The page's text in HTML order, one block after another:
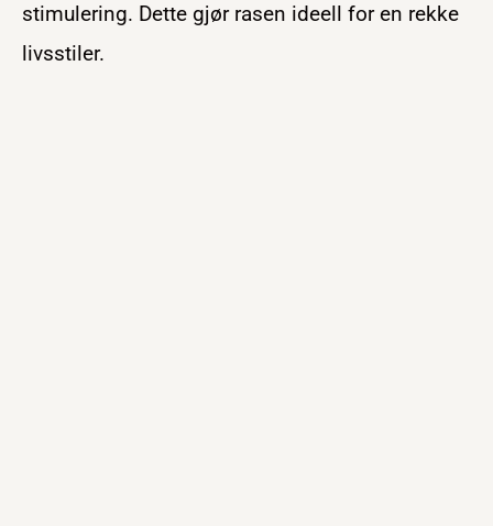
stimulering. Dette gjør rasen ideell for en rekke
livsstiler.